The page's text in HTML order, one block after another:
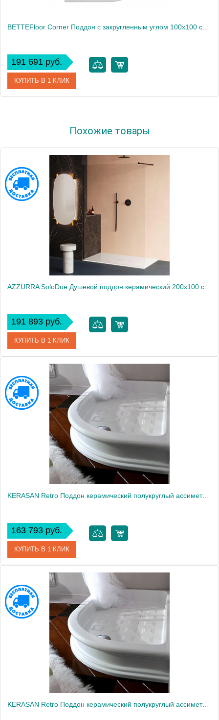
191 691 руб.
КУПИТЬ В 1 КЛИК
Похожие товары
191 893 руб.
КУПИТЬ В 1 КЛИК
Артикул
Производитель
KERASAN Retro Поддон керамический полукруглый ассиметр. 80х120см DX, диаметр слива 90, цвет белый1877
163 793 руб.
КУПИТЬ В 1 КЛИК
Артикул
Производитель
KERASAN Retro Поддон керамический полукруглый ассиметр. 80х120см SX, диаметр слива 90, цвет белый1877